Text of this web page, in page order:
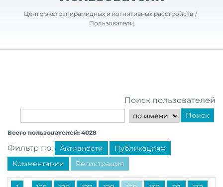
Центр экстрапирамидных и когнитивных расстройств
Пользователи
Поиск пользователей
Поиск
Всего пользователей: 4028
Фильтр по: Активности
Публикациям
Комментарии
Регистрация